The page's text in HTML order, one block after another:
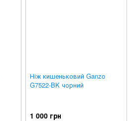
Ніж кишеньковий Ganzo
G7522-BK чорний
1 000 грн